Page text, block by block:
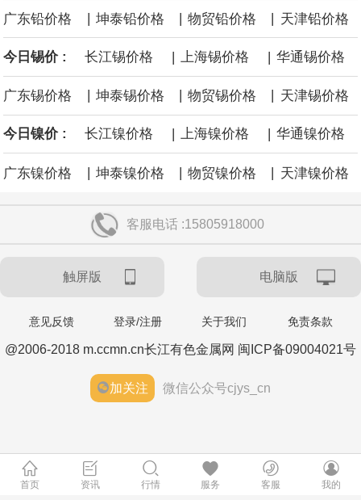
海力士：龙仁工厂将生产高带宽内存（HBM）及其他下一代动态随
机存取存储器（DRAM）。
广东铅价格 坤泰铅价格 物贸铅价格 天津铅价格
今日锡价 : 长江锡价格 | 上海锡价格 | 华通锡价格
广东锡价格 坤泰锡价格 物贸锡价格 天津锡价格
今日镍价 : 长江镍价格 | 上海镍价格 | 华通镍价格
广东镍价格 | 坤泰镍价格 | 物贸镍价格 | 天津镍价格
客服电话 :15805918000
触屏版 电脑版
意见反馈 登录/注册 关于我们 免责条款
@2006-2018 m.ccmn.cn长江有色金属网 闽ICP备09004021号
加关注 微信公众号cjys_cn
首页 资讯 行情 服务 客服 我的